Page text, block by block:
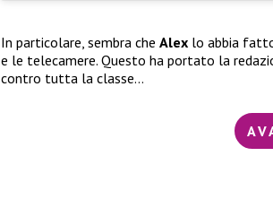
In particolare, sembra che Alex lo abbia
e le telecamere. Questo ha portato la
contro tutta la classe…